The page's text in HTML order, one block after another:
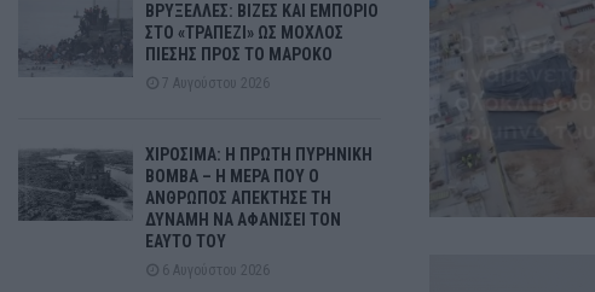
ΒΡΥΞΕΛΛΕΣ: ΒΙΖΕΣ ΚΑΙ ΕΜΠΟΡΙΟ
ΣΤΟ «ΤΡΑΠΕΖΙ» ΩΣ ΜΟΧΛΟΣ
ΠΙΕΣΗΣ ΠΡΟΣ ΤΟ ΜΑΡΟΚΟ
7 Αυγούστου 2026
ΧΙΡΟΣΙΜΑ: Η ΠΡΩΤΗ ΠΥΡΗΝΙΚΗ
ΒΟΜΒΑ – Η ΜΕΡΑ ΠΟΥ Ο
ΑΝΘΡΩΠΟΣ ΑΠΕΚΤΗΣΕ ΤΗ
ΔΥΝΑΜΗ ΝΑ ΑΦΑΝΙΣΕΙ ΤΟΝ
ΕΑΥΤΟ ΤΟΥ
6 Αυγούστου 2026